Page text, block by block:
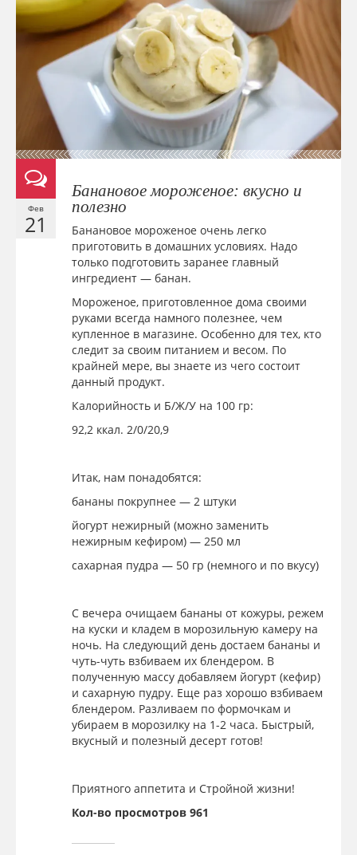
Фев
21
Банановое мороженое: вкусно и
полезно
Банановое мороженое очень легко
приготовить в домашних условиях. Надо
только подготовить заранее главный
ингредиент — банан.
Мороженое, приготовленное дома своими
руками всегда намного полезнее, чем
купленное в магазине. Особенно для тех, кто
следит за своим питанием и весом. По
крайней мере, вы знаете из чего состоит
данный продукт.
Калорийность и Б/Ж/У на 100 гр:
92,2 ккал. 2/0/20,9
Итак, нам понадобятся:
бананы покрупнее — 2 штуки
йогурт нежирный (можно заменить
нежирным кефиром) — 250 мл
сахарная пудра — 50 гр (немного и по вкусу)
С вечера очищаем бананы от кожуры, режем
на куски и кладем в морозильную камеру на
ночь. На следующий день достаем бананы и
чуть-чуть взбиваем их блендером. В
полученную массу добавляем йогурт (кефир)
и сахарную пудру. Еще раз хорошо взбиваем
блендером. Разливаем по формочкам и
убираем в морозилку на 1-2 часа. Быстрый,
вкусный и полезный десерт готов!
Приятного аппетита и Стройной жизни!
Кол-во просмотров 961